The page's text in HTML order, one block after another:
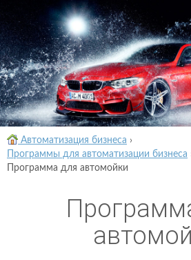
Автоматизация бизнеса ›
Программы для автоматизации бизнеса
Программа для автомойки